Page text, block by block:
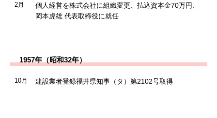
2月
個人経営を株式会社に組織変更、払込資本金70万円、
岡本虎雄 代表取締役に就任
1957年（昭和32年）
10月 建設業者登録福井県知事（タ）第2102号取得